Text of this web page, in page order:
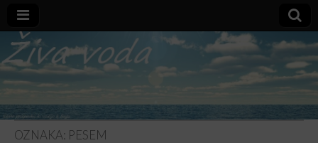
Varno
zavetje
OZNAKA: PESEM